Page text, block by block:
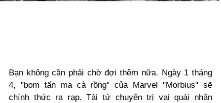
Bạn không cần phải chờ đợi thêm nữa. Ngày 1 tháng
4, "bom tấn ma cà rồng" của Marvel "Morbius" sẽ
chính thức ra rạp. Tài tử chuyên trị vai quái nhân